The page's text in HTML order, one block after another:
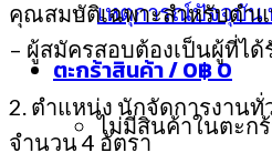
เหตุการณ์ปัจจุบัน
ตะกร้าสินค้า /0฿0
ไม่มีสินค้าในตะก
คุณสมบัติเฉพาะสำหรับตำ
– ผู้สมัครสอบต้องเป็นผู้ที่
2. ตำแหน่ง นักจัดการงานทั่
จำนวน 4 อัตรา